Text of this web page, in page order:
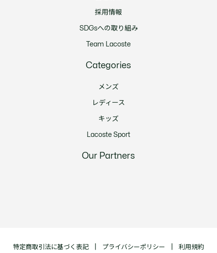
採用情報
SDGsへの取り組み
Team Lacoste
Categories
メンズ
レディース
キッズ
Lacoste Sport
Our Partners
特定商取引法に基づく表記 プライバシーポリシー 利用規約